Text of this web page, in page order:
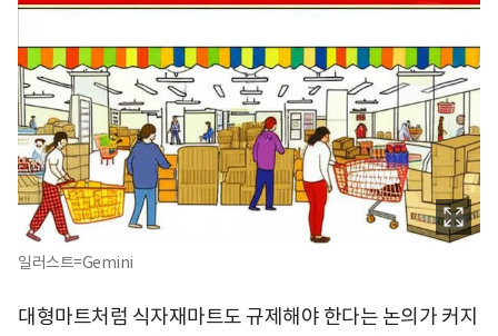
일러스트=Gemini
대형마트처럼 식자재마트도 규제해야 한다는 논의가 커지